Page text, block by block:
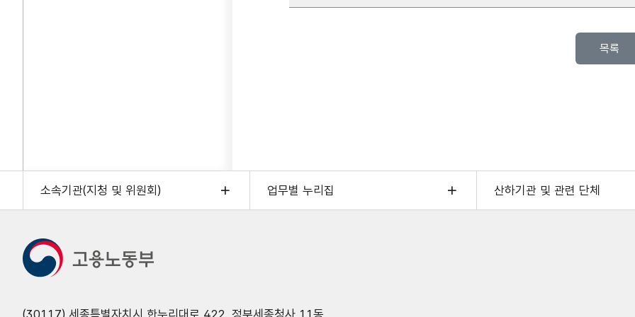
목록
소속기관(지청 및 위원회) 업무별 누리집 산하기관 및 관련 단체
(30117) 세종특별자치시 한누리대로 422. 정부세종청사 11동